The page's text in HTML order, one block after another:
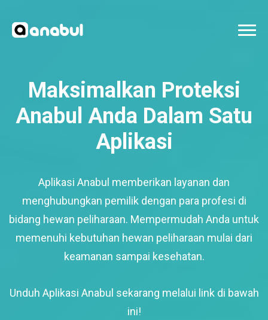
Maksimalkan Proteksi
Anabul Anda Dalam Satu
Aplikasi
Aplikasi Anabul memberikan layanan dan
menghubungkan pemilik dengan para profesi di
bidang hewan peliharaan. Mempermudah Anda untuk
memenuhi kebutuhan hewan peliharaan mulai dari
keamanan sampai kesehatan.
Unduh Aplikasi Anabul sekarang melalui link di bawah
ini!